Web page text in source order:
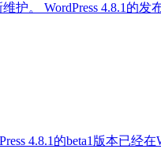
护。 WordPress 4.8.1的发
4.8.1的beta1版本已经在